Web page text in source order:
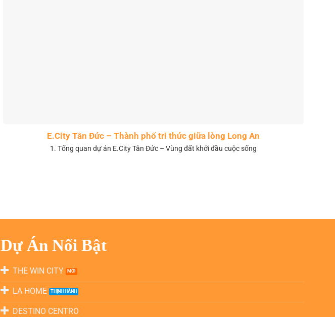
E.City Tân Đức – Thành phố tri thức giữa lòng Long An
1. Tổng quan dự án E.City Tân Đức – Vùng đất khởi đầu cuộc sống
Dự Án Nổi Bật
THE WIN CITY
LA HOME
DESTINO CENTRO